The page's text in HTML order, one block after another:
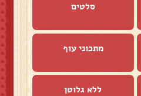
סלטים
מתכוני עוף
ללא גלוטן